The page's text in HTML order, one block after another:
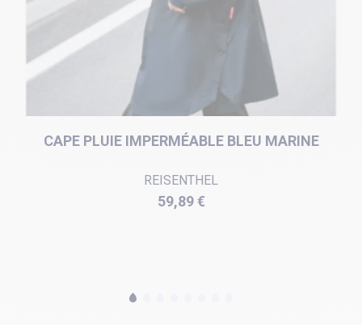
CAPE PLUIE IMPERMÉABLE BLEU MARINE
REISENTHEL
Prix
59,89 €